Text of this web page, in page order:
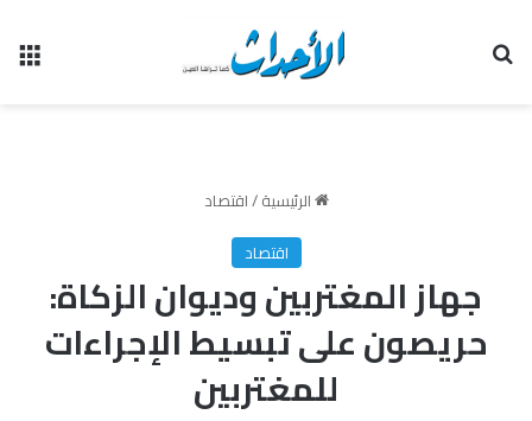
الرئيسية/اقتصاد
اقتصاد
جهاز المغتربين وديوان الزكاة:
حريصون على تبسيط الإجراءات
للمغتربين